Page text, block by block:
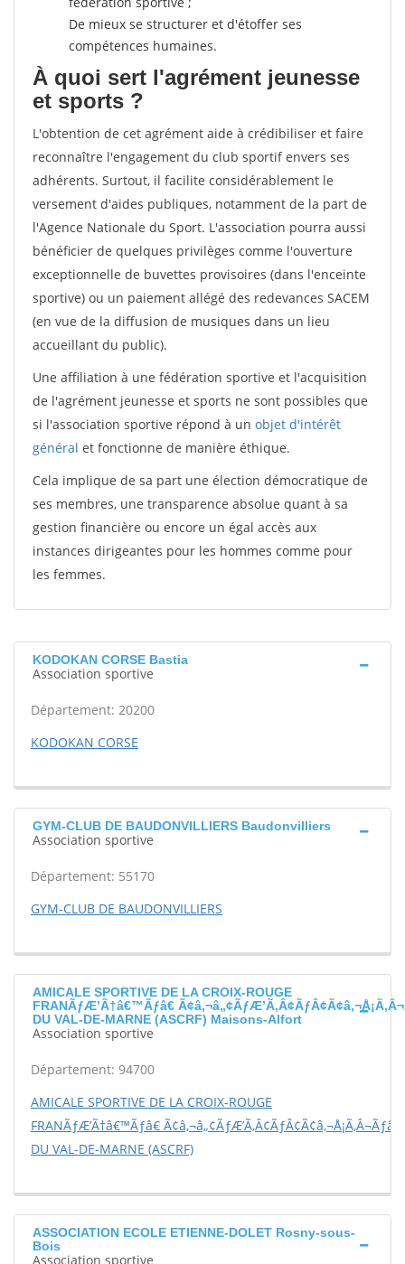
De mieux se structurer et d'étoffer ses
compétences humaines.
À quoi sert l'agrément jeunesse
et sports ?
L'obtention de cet agrément aide à crédibiliser et faire
reconnaître l'engagement du club sportif envers ses
adhérents. Surtout, il facilite considérablement le
versement d'aides publiques, notamment de la part de
l'Agence Nationale du Sport. L'association pourra aussi
bénéficier de quelques privilèges comme l'ouverture
exceptionnelle de buvettes provisoires (dans l'enceinte
sportive) ou un paiement allégé des redevances SACEM
(en vue de la diffusion de musiques dans un lieu
accueillant du public).
Une affiliation à une fédération sportive et l'acquisition
de l'agrément jeunesse et sports ne sont possibles que
si l'association sportive répond à un objet d'intérêt
général et fonctionne de manière éthique.
Cela implique de sa part une élection démocratique de
ses membres, une transparence absolue quant à sa
gestion financière ou encore un égal accès aux
instances dirigeantes pour les hommes comme pour
les femmes.
KODOKAN CORSE Bastia
Association sportive
Département: 20200
KODOKAN CORSE
GYM-CLUB DE BAUDONVILLIERS Baudonvilliers
Association sportive
Département: 55170
GYM-CLUB DE BAUDONVILLIERS
AMICALE SPORTIVE DE LA CROIX-ROUGE
FRANÃƒÆ’Ã†â€™Ãƒâ€
DU VAL-DE-MARNE (ASCRF) Maisons-Alfort
Association sportive
Département: 94700
AMICALE SPORTIVE DE LA CROIX-ROUGE
FRANÃƒÆ’Ã†â€™Ãƒâ€
DU VAL-DE-MARNE (ASCRF)
ASSOCIATION ECOLE ETIENNE-DOLET Rosny-sous-
Bois
Association sportive